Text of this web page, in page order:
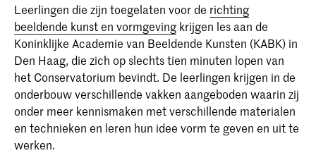
Leerlingen die zijn toegelaten voor de richting
beeldende kunst en vormgevingkrijgen les aan de
Koninklijke Academie van Beeldende Kunsten (KABK) in
Den Haag, die zich op slechts tien minuten lopen van
het Conservatorium bevindt. De leerlingen krijgen in de
onderbouw verschillende vakken aangeboden waarin zij
onder meer kennismaken met verschillende materialen
en technieken en leren hun idee vorm te geven en uit te
werken.